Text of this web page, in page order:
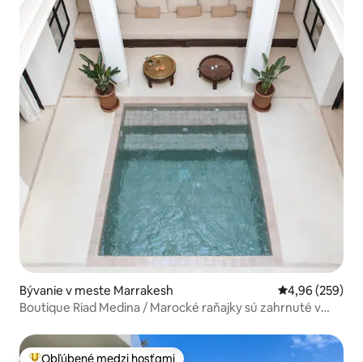
Bývanie v meste Marrakesh Priemerné
4,96 (259)
Boutique Riad Medina / Marocké raňajky sú zahrnuté v
Obľúbené medzi hosťami